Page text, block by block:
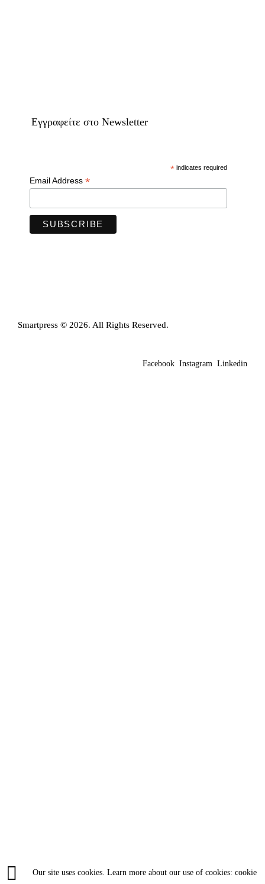
Eγγραφείτε στο Newsletter
* indicates required
Email Address *
Smartpress © 2026. All Rights Reserved.
Facebook Instagram Linkedin
Our site uses cookies. Learn more about our use of cookies: cookie